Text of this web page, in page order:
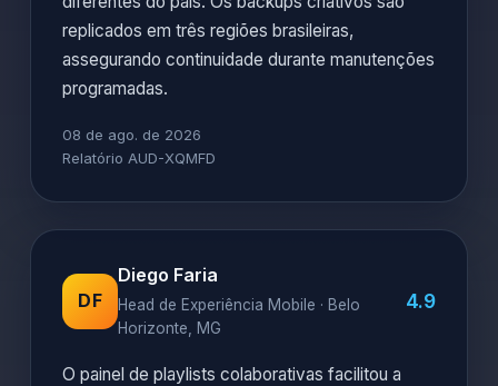
replicados em três regiões brasileiras,
assegurando continuidade durante manutenções
programadas.
08 de ago. de 2026
Relatório AUD-XQMFD
DF
Diego Faria
Head de Experiência Mobile · Belo
Horizonte, MG
4.9
O painel de playlists colaborativas facilitou a